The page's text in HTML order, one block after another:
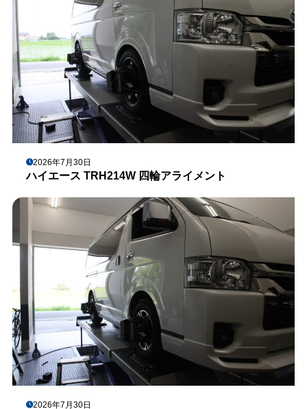
2026年7月30日
ハイエース TRH214W 四輪アライメント
2026年7月30日